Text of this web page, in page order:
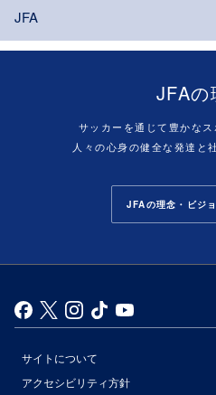
JFA
JFAの
サッカーを通じて豊かなス
人々の心身の健全な発達と
JFAの理念・ビジ
サイトについて
アクセシビリティ方針